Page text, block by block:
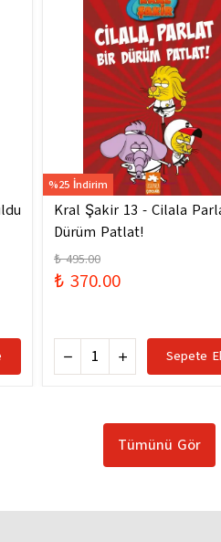
%25 İndirim
Kral Şakir 13 - Cilala
Dürüm Patlat!
₺ 495.00
₺ 370.00
Sepete
Tümünü Gör